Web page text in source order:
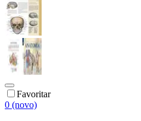
Favoritar
0 (novo)